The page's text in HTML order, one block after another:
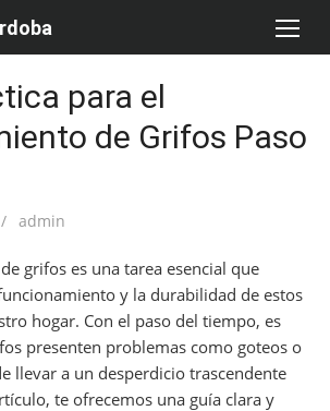
para el
de Grifos Paso
Autor
admin
grifos es una tarea esencial que
y la durabilidad de estos
hogar. Con el paso del tiempo, es
presenten problemas como goteos o
llevar a un desperdicio trascendente
te ofrecemos una guía clara y